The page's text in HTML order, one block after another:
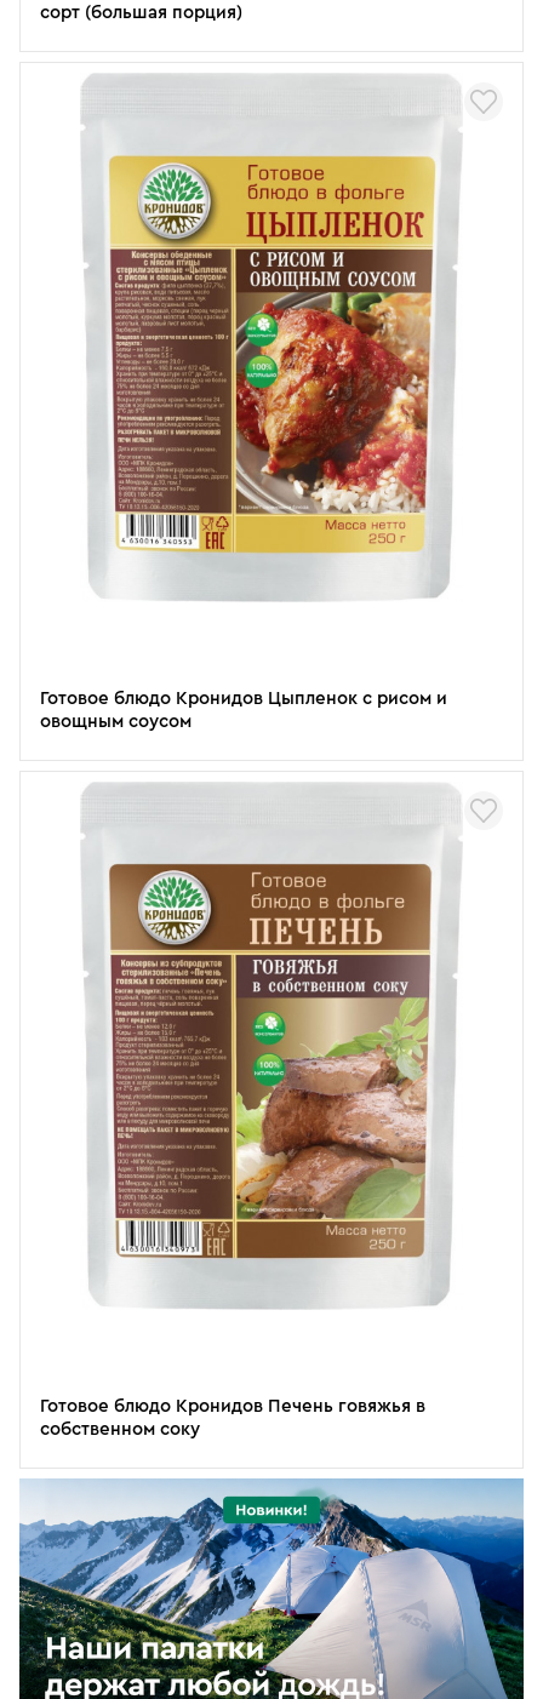
сорт (большая порция)
Готовое блюдо Кронидов Цыпленок с рисом и
овощным соусом
Готовое блюдо Кронидов Печень говяжья в
собственном соку